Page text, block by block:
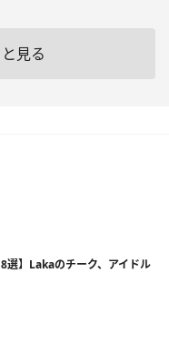
見る
選】Lakaのチーク、アイドル